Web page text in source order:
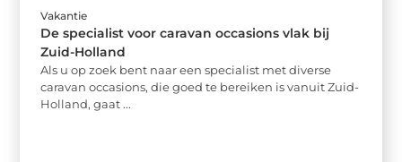
Vakantie
De specialist voor caravan occasions vlak bij
Zuid-Holland
Als u op zoek bent naar een specialist met diverse
caravan occasions, die goed te bereiken is vanuit Zuid-
Holland, gaat ...